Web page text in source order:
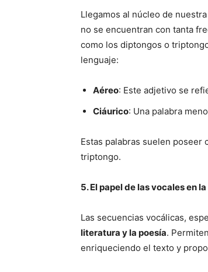
Llegamos al núcleo de
no se encuentran con tanta
como los diptongos o
lenguaje:
Aéreo: Este adjetivo se
Ciáurico: Una palabra
Estas palabras suelen
triptongo.
5. El papel de las vocales en
Las secuencias vocálicas,
literatura y la poesía.
enriqueciendo el texto y